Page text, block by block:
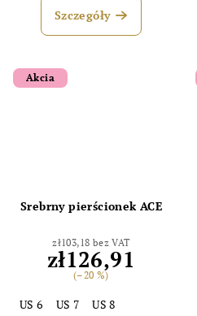
Szczegóły
Akcia
Srebrny pierścionek ACE
zł103,18 bez VAT
zł126,91
(–20 %)
US 6 US 7
US 8